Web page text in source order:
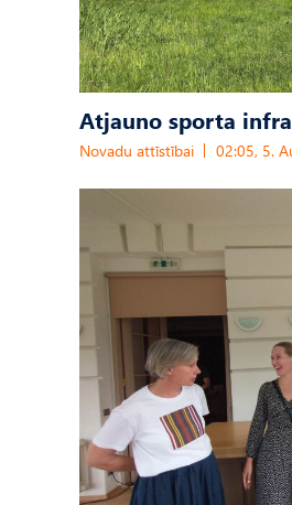
Atjauno sporta
Novadu attīstībai 02:05, 5.